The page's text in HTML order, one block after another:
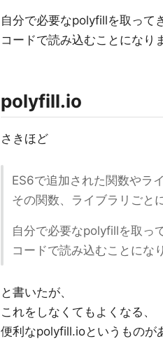
自分で必要なpolyfillを取って
コードで読み込むことになり
polyfill.io
さきほど
ES6で追加された関数やラ
その関数、ライブラリごと
自分で必要なpolyfillを取っ
コードで読み込むことにな
と書いたが、
これをしなくてもよくなる、
便利なpolyfill.ioというものが